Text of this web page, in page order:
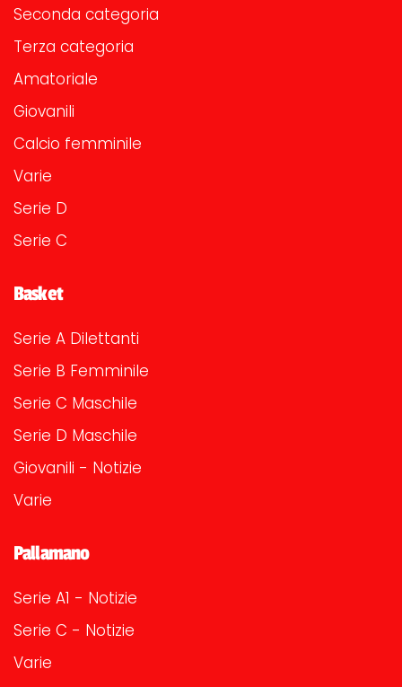
Seconda categoria
Terza categoria
Amatoriale
Giovanili
Calcio femminile
Varie
Serie D
Serie C
Basket
Serie A Dilettanti
Serie B Femminile
Serie C Maschile
Serie D Maschile
Giovanili - Notizie
Varie
Pallamano
Serie A1 - Notizie
Serie C - Notizie
Varie